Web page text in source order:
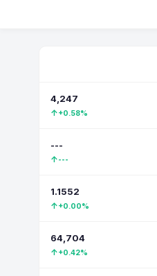
4,247
↑+0.58%
---
↑---
1.1552
↑+0.00%
64,704
↑+0.42%